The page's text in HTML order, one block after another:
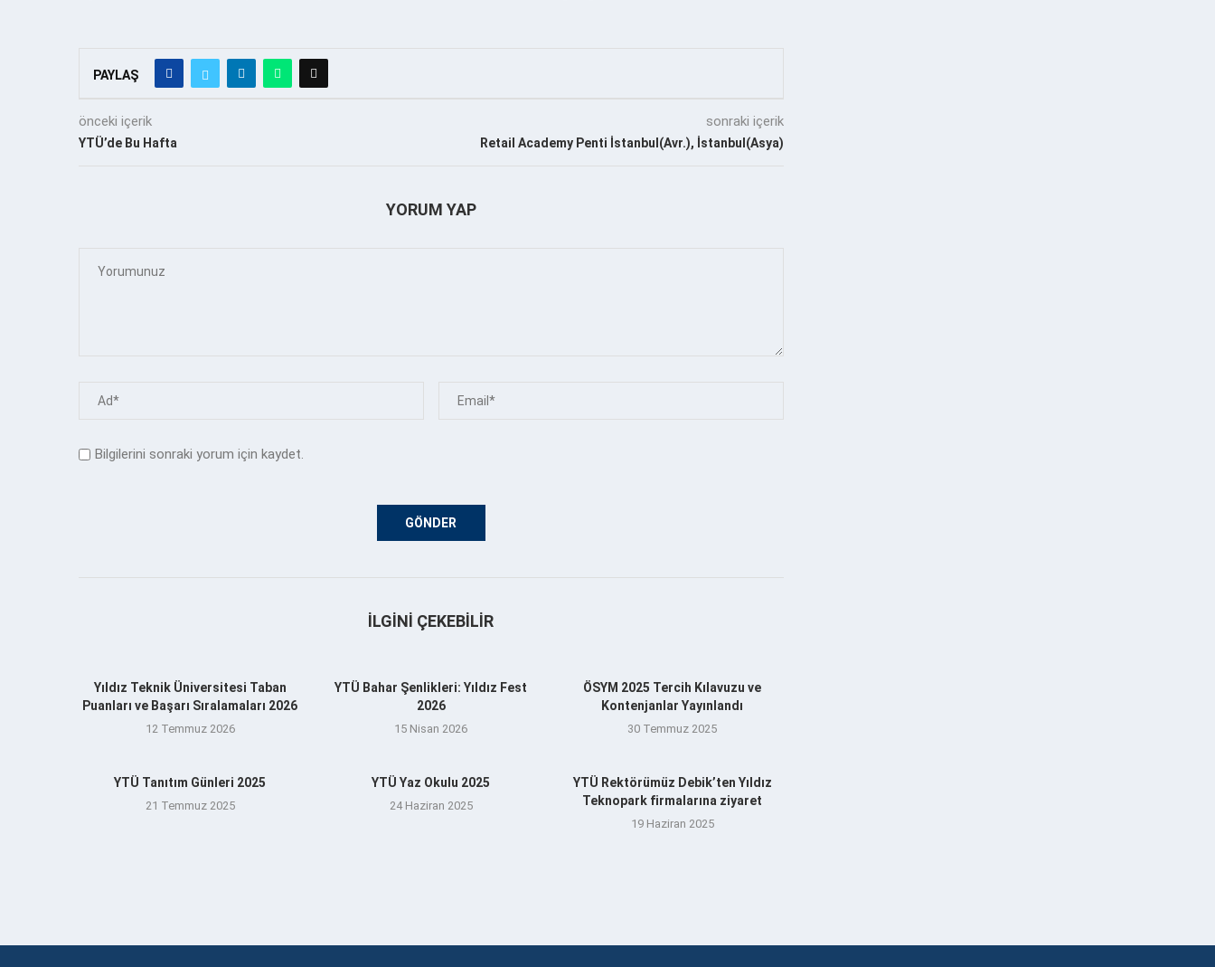
PAYLAŞ
önceki içerik
YTÜ’de Bu Hafta
sonraki içerik
Retail Academy Penti İstanbul(Avr.), İstanbul(Asya)
YORUM YAP
Bilgilerini sonraki yorum için kaydet.
İLGINI ÇEKEBILIR
Yıldız Teknik Üniversitesi Taban
Puanları ve Başarı Sıralamaları 2026
12 Temmuz 2026
YTÜ Bahar Şenlikleri: Yıldız Fest
2026
15 Nisan 2026
ÖSYM 2025 Tercih Kılavuzu ve
Kontenjanlar Yayınlandı
30 Temmuz 2025
YTÜ Tanıtım Günleri 2025
21 Temmuz 2025
YTÜ Yaz Okulu 2025
24 Haziran 2025
YTÜ Rektörümüz Debik’ten Yıldız
Teknopark firmalarına ziyaret
19 Haziran 2025